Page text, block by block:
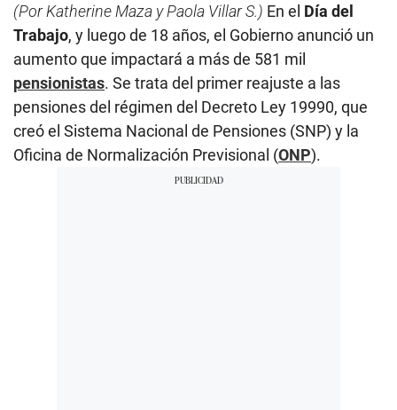
(Por Katherine Maza y Paola Villar S.) En el Día del
Trabajo, y luego de 18 años, el Gobierno anunció un
aumento que impactará a más de 581 mil
pensionistas. Se trata del primer reajuste a las
pensiones del régimen del Decreto Ley 19990, que
creó el Sistema Nacional de Pensiones (SNP) y la
Oficina de Normalización Previsional (ONP).